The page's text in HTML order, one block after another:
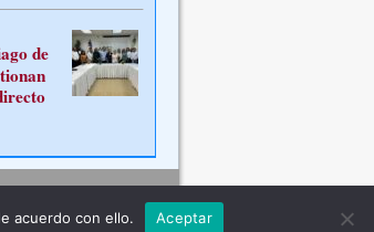
de
acuerdo con ello. Aceptar